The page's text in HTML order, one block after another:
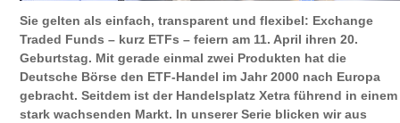
Sie gelten als einfach, transparent und flexibel: Exchange
Traded Funds – kurz ETFs – feiern am 11. April ihren 20.
Geburtstag. Mit gerade einmal zwei Produkten hat die
Deutsche Börse den ETF-Handel im Jahr 2000 nach Europa
gebracht. Seitdem ist der Handelsplatz Xetra führend in einem
stark wachsenden Markt. In unserer Serie blicken wir aus